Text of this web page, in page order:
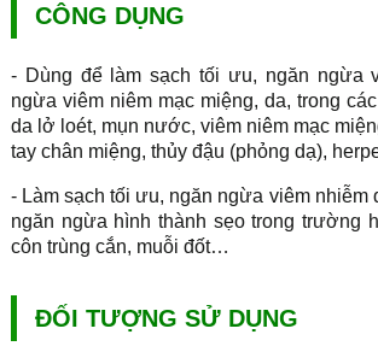
CÔNG DỤNG
- Dùng để làm sạch tối ưu, ngăn ngừa
ngừa viêm niêm mạc miệng, da, trong
da lở loét, mụn nước, viêm niêm mạc
tay chân miệng, thủy đậu (phỏng dạ),
- Làm sạch tối ưu, ngăn ngừa viêm nhiễm
ngăn ngừa hình thành sẹo trong trường
côn trùng cắn, muỗi đốt…
ĐỐI TƯỢNG SỬ DỤNG